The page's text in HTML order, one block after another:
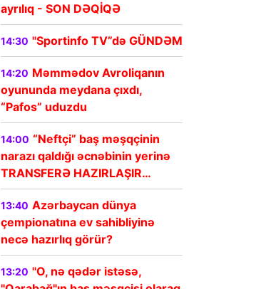
ayrılıq - SON DƏQİQƏ
14:30 "Sportinfo TV”də GÜNDƏM
14:20 Məmmədov Avroliqanın
oyununda meydana çıxdı,
“Pafos” uduzdu
14:00 “Neftçi” baş məşqçinin
narazı qaldığı əcnəbinin yerinə
TRANSFERƏ HAZIRLAŞIR…
13:40 Azərbaycan dünya
çempionatına ev sahibliyinə
necə hazırlıq görür?
13:20 "O, nə qədər istəsə,